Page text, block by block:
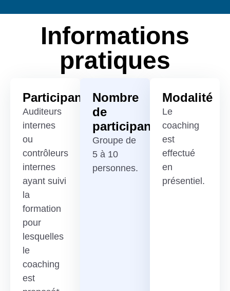
Informations
pratiques
Participants
Auditeurs
internes
ou
contrôleurs
internes
ayant suivi
la
formation
pour
lesquelles
le
coaching
est
Nombre
de
participants
Groupe de
5 à 10
personnes.
Modalité
Le
coaching
est
effectué
en
présentiel.